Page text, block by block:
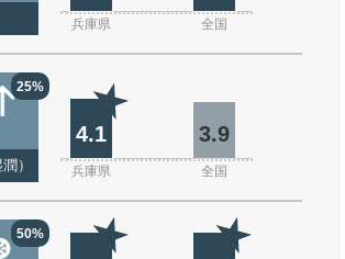
兵庫県 全国
25%
）
4.1 3.9
兵庫県 全国
50%